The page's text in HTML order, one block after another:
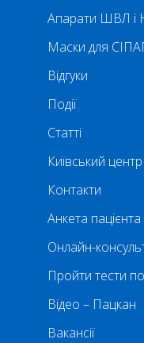
Апарати ШВЛ і
Маски для
Відгуки
Події
Статті
Київський
Контакти
Анкета пацієнта
Онлайн-
Пройти тести
Відео – Пацкан
Вакансії